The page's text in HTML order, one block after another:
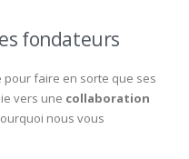
fondateurs
faire en sorte que ses
vers une collaboration
nous vous